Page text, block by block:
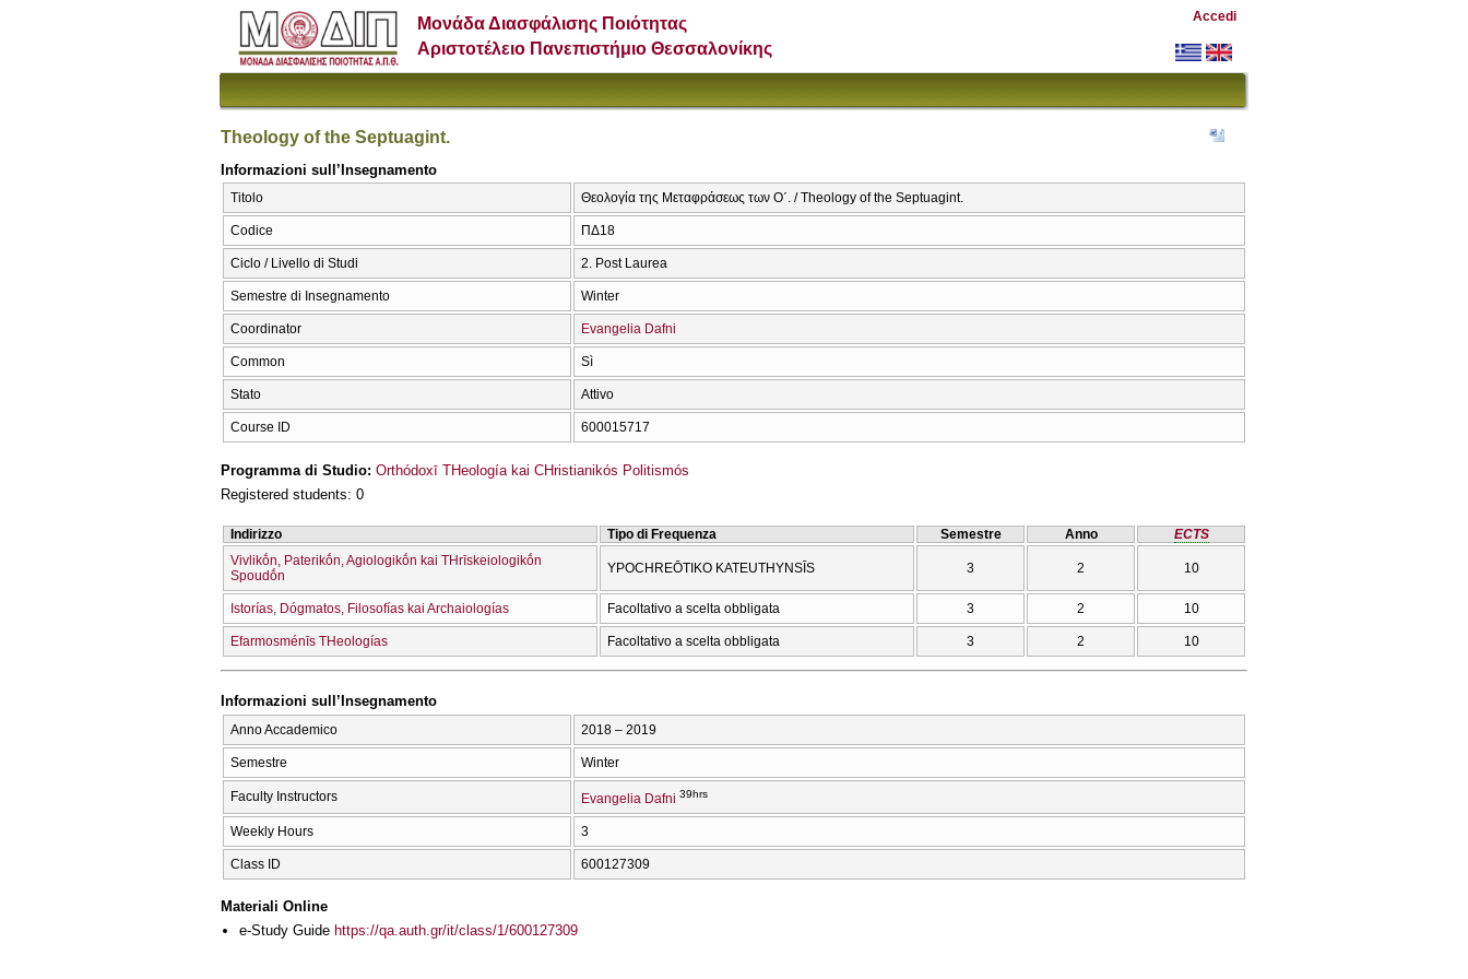
Μονάδα Διασφάλισης Ποιότητας
Αριστοτέλειο Πανεπιστήμιο Θεσσαλονίκης
Accedi
Theology of the Septuagint.
Informazioni sull’Insegnamento
Titolo Θεολογία της Μεταφράσεως των Ο΄. / Theology of the Septuagint.
Codice ΠΔ18
Ciclo / Livello di Studi 2. Post Laurea
Semestre di Insegnamento Winter
Coordinator Evangelia Dafni
Common Sì
Stato Attivo
Course ID 600015717
Programma di Studio: Orthódoxī THeología kai CΗristianikós Politismós
Registered students: 0
Indirizzo Tipo di Frequenza Semestre Anno
ECTS
Vivlikṓn, Paterikṓn, Agiologikṓn kai THrīskeiologikṓn
Spoudṓn
YPOCΗREŌTIKO KATEUTHYNSĪS 3 2 10
Istorías, Dógmatos, Filosofías kai Archaiologías Facoltativo a scelta obbligata 3 2 10
Efarmosménīs THeologías Facoltativo a scelta obbligata 3 2 10
Informazioni sull’Insegnamento
Anno Accademico 2018 – 2019
Semestre Winter
Faculty Instructors Evangelia Dafni 39hrs
Weekly Hours 3
Class ID 600127309
Materiali Online
e-Study Guide https://qa.auth.gr/it/class/1/600127309